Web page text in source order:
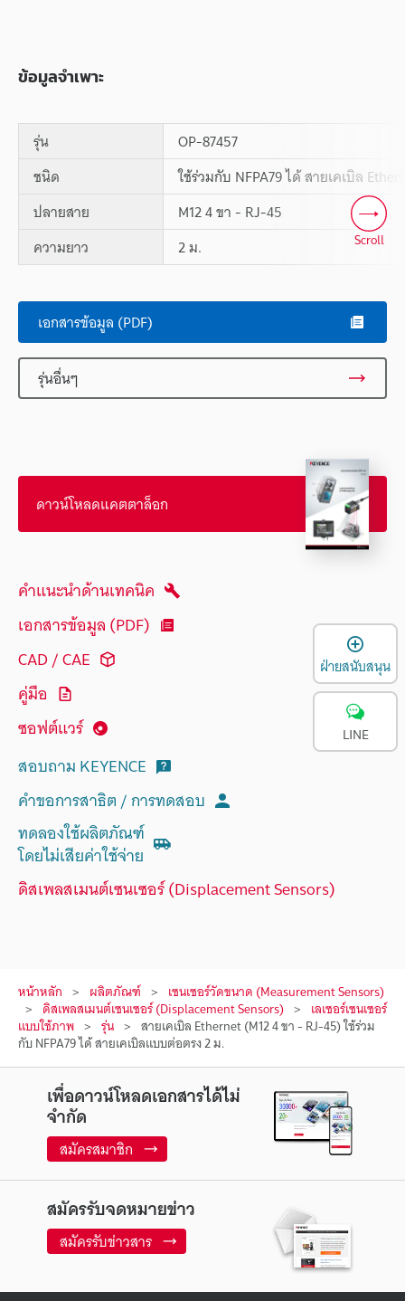
ข้อมูลจำเพาะ
รุ่น
OP-87457
ชนิด
ใช้ร่วมกับ NFPA79 ได้ สายเคเบิล
ปลายสาย
M12 4 ขา - RJ-45
ความยาว
2 ม. Scroll
เอกสารข้อมูล (PDF)
รุ่นอื่นๆ
ดาวน์โหลดแคตตาล็อก
คำแนะนำด้านเทคนิค
เอกสารข้อมูล (PDF)
CAD / CAE
คู่มือ
ซอฟต์แวร์
สอบถาม KEYENCE
คำขอการสาธิต / การทดสอบ
ทดลองใช้ผลิตภัณฑ์
โดยไม่เสียค่าใช้จ่าย
ดิสเพลสเมนต์เซนเซอร์ (Displacement Sensors)
หน้าหลัก ผลิตภัณฑ์ เซนเซอร์วัดขนาด (Measurement Sensors)
ดิสเพลสเมนต์เซนเซอร์ (Displacement Sensors) เลเซอร์เซนเซอร์
แบบใช้ภาพ รุ่น สายเคเบิล Ethernet (M12 4 ขา - RJ-45) ใช้ร่วม
กับ NFPA79 ได้ สายเคเบิลแบบต่อตรง 2 ม.
เพื่อดาวน์โหลดเอกสารได้ไม่
จำกัด
สมัครสมาชิก
สมัครรับจดหมายข่าว
สมัครรับข่าวสาร
ฝ่ายสนับสนุน
LINE